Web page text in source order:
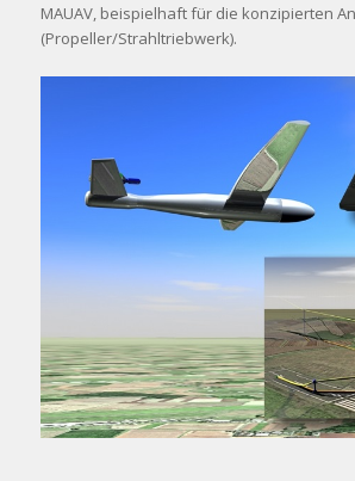
MAUAV, beispielhaft für die konzipierten
(Propeller/Strahltriebwerk).